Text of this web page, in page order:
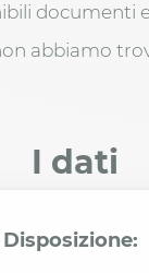
documenti
abbiamo
I dati